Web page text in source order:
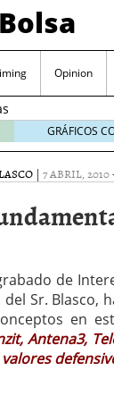
Opinion
ETF de Bitcoin
empresas que
Una
GRÁFICOS
| 7 ABRIL, 2010
de
Sr. Blasco,
en
Antena3,